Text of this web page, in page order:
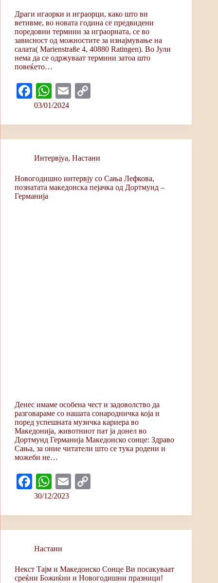
Драги игаорки и играорци, како што ви
ветивме, во новата година се предвидени
поредовни термини за играорната, се во
зависност од можностите за изнајмување на
салата( Marienstraße 4, 40880 Ratingen). Во Јули
нема да се одржуваат термини затоа што
повеќето…
Fa
ce
bo
ok
W
ha
ts
A
pp
E
ail y
Li
nk
03/01/2024
Интервјуa, Настани
Новогодишно интервју со Сања Лефкова,
познатата македонска пејачка од Дортмунд –
Германија
Денес имаме особена чест и задоволство да
разговараме со нашата сонародничка која и
поред успешната музичка кариера во
Македонија, животниот пат ја донел во
Дортмунд Германија Maкедонско сонце: Здраво
Сања, за оние читатели што се тука родени и
можеби не…
Fa
ce
bo
ok
W
ha
ts
A
pp
E
ail y
Li
30/12/2023
Настани
Некст Тајм и Македонско Сонце Ви посакуваат
среќни Божиќни и Новогодишни празници!